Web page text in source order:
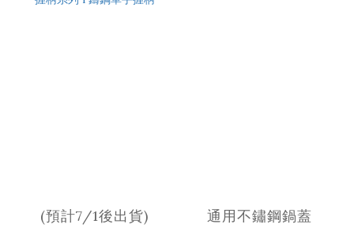
(預計7/1後出貨)
通用不鏽鋼鍋蓋